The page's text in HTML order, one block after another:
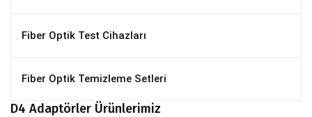
Fiber Optik Test Cihazları
Fiber Optik Temizleme Setleri
D4 Adaptörler Ürünlerimiz